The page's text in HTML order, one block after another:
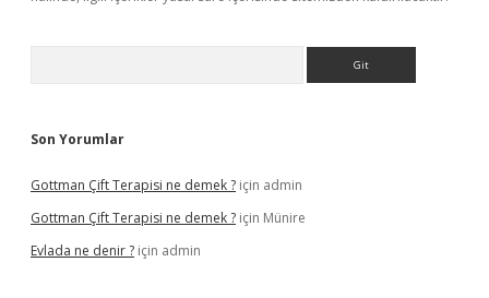
Son Yorumlar
Gottman Çift Terapisi ne demek ? için admin
Gottman Çift Terapisi ne demek ? için Münire
Evlada ne denir ? için admin